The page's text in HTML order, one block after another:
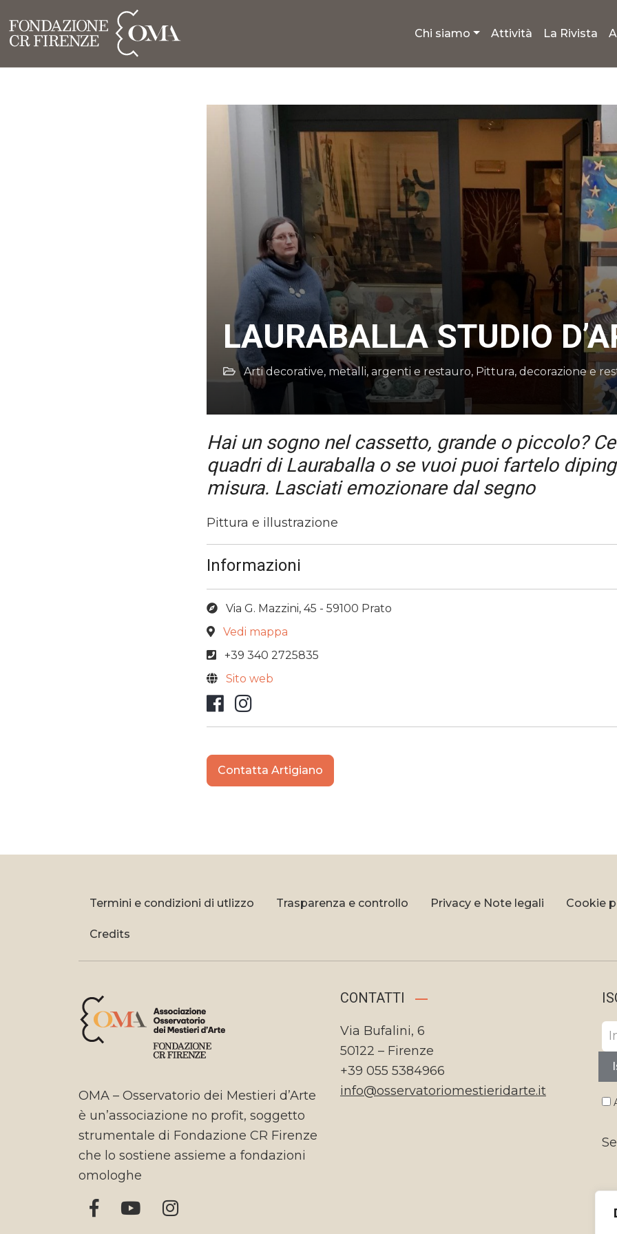
Chi siamo Attività La Rivista
LAURABALLA STUDIO
Arti decorative, metalli, argenti e restauro, Pittura, decorazione e
Hai un sogno nel cassetto, grande o piccolo?
quadri di Lauraballa o se vuoi puoi fartelo
misura. Lasciati emozionare dal segno
Pittura e illustrazione
Informazioni
Via G. Mazzini, 45 - 59100 Prato
Vedi mappa
+39 340 2725835
Sito web
Facebook
Instagram
Contatta Artigiano
Termini e condizioni di utlizzo Trasparenza e controllo Privacy e Note legali Cookie
Credits
OMA – Osservatorio dei Mestieri d’Arte
è un’associazione no profit, soggetto
strumentale di Fondazione CR Firenze
che lo sostiene assieme a fondazioni
omologhe
CONTATTI
Via Bufalini, 6
50122 – Firenze
+39 055 5384966
info@osservatoriomestieridarte.it